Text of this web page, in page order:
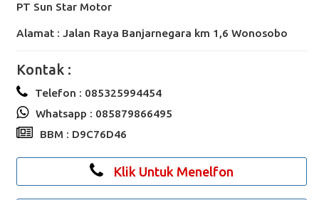
PT Sun Star Motor
Alamat : Jalan Raya Banjarnegara km 1,6 Wonosobo
Kontak :
Telefon : 085325994454
Whatsapp : 085879866495
BBM : D9C76D46
Klik Untuk Menelfon